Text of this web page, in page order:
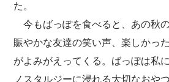
た。
今もばっぽを食べると、あの秋の
賑やかな友達の笑い声、楽しかっ
がよみがえってくる。ばっぽは私
ノスタルジーに浸れる大切なおやつ